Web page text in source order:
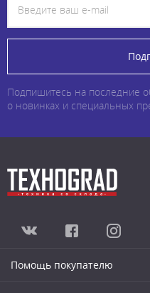
Подпишитесь на последние
о новинках и специальных
Помощь покупателю